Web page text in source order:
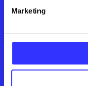
Marketing
Kontakt os